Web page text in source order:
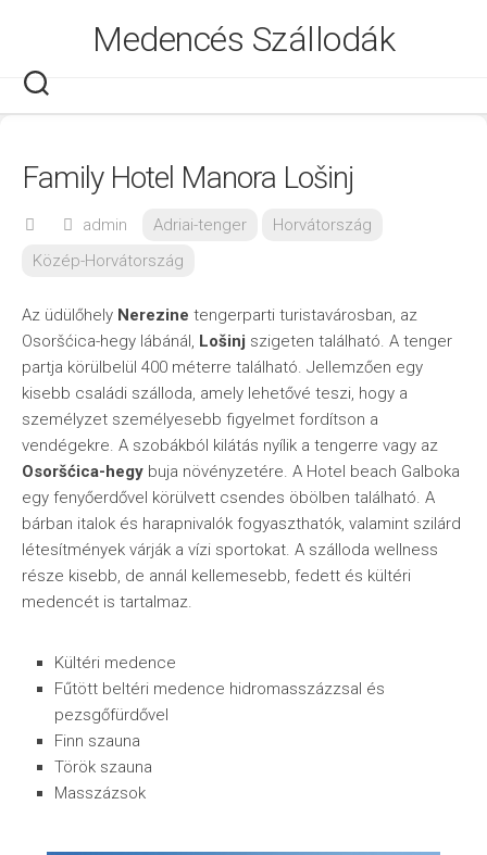
Medencés Szállodák
Family Hotel Manora Lošinj
admin Adriai-tenger
Horvátország
Közép-Horvátország
Az üdülőhely Nerezine tengerparti turistavárosban, az
Osoršćica-hegy lábánál, Lošinj szigeten található. A tenger
partja körülbelül 400 méterre található. Jellemzően egy
kisebb családi szálloda, amely lehetővé teszi, hogy a
személyzet személyesebb figyelmet fordítson a
vendégekre. A szobákból kilátás nyílik a tengerre vagy az
Osoršćica-hegy buja növényzetére. A Hotel beach Galboka
egy fenyőerdővel körülvett csendes öbölben található. A
bárban italok és harapnivalók fogyaszthatók, valamint szilárd
létesítmények várják a vízi sportokat. A szálloda wellness
része kisebb, de annál kellemesebb, fedett és kültéri
medencét is tartalmaz.
Kültéri medence
Fűtött beltéri medence hidromasszázzsal és
pezsgőfürdővel
Finn szauna
Török ​​szauna
Masszázsok